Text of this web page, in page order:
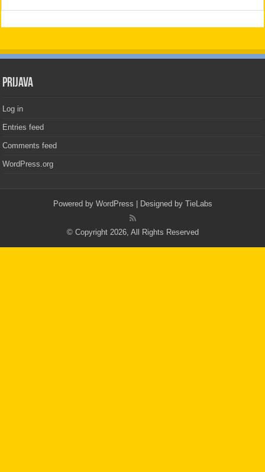
PRIJAVA
Log in
Entries feed
Comments feed
WordPress.org
Powered by WordPress | Designed by TieLabs
© Copyright 2026, All Rights Reserved